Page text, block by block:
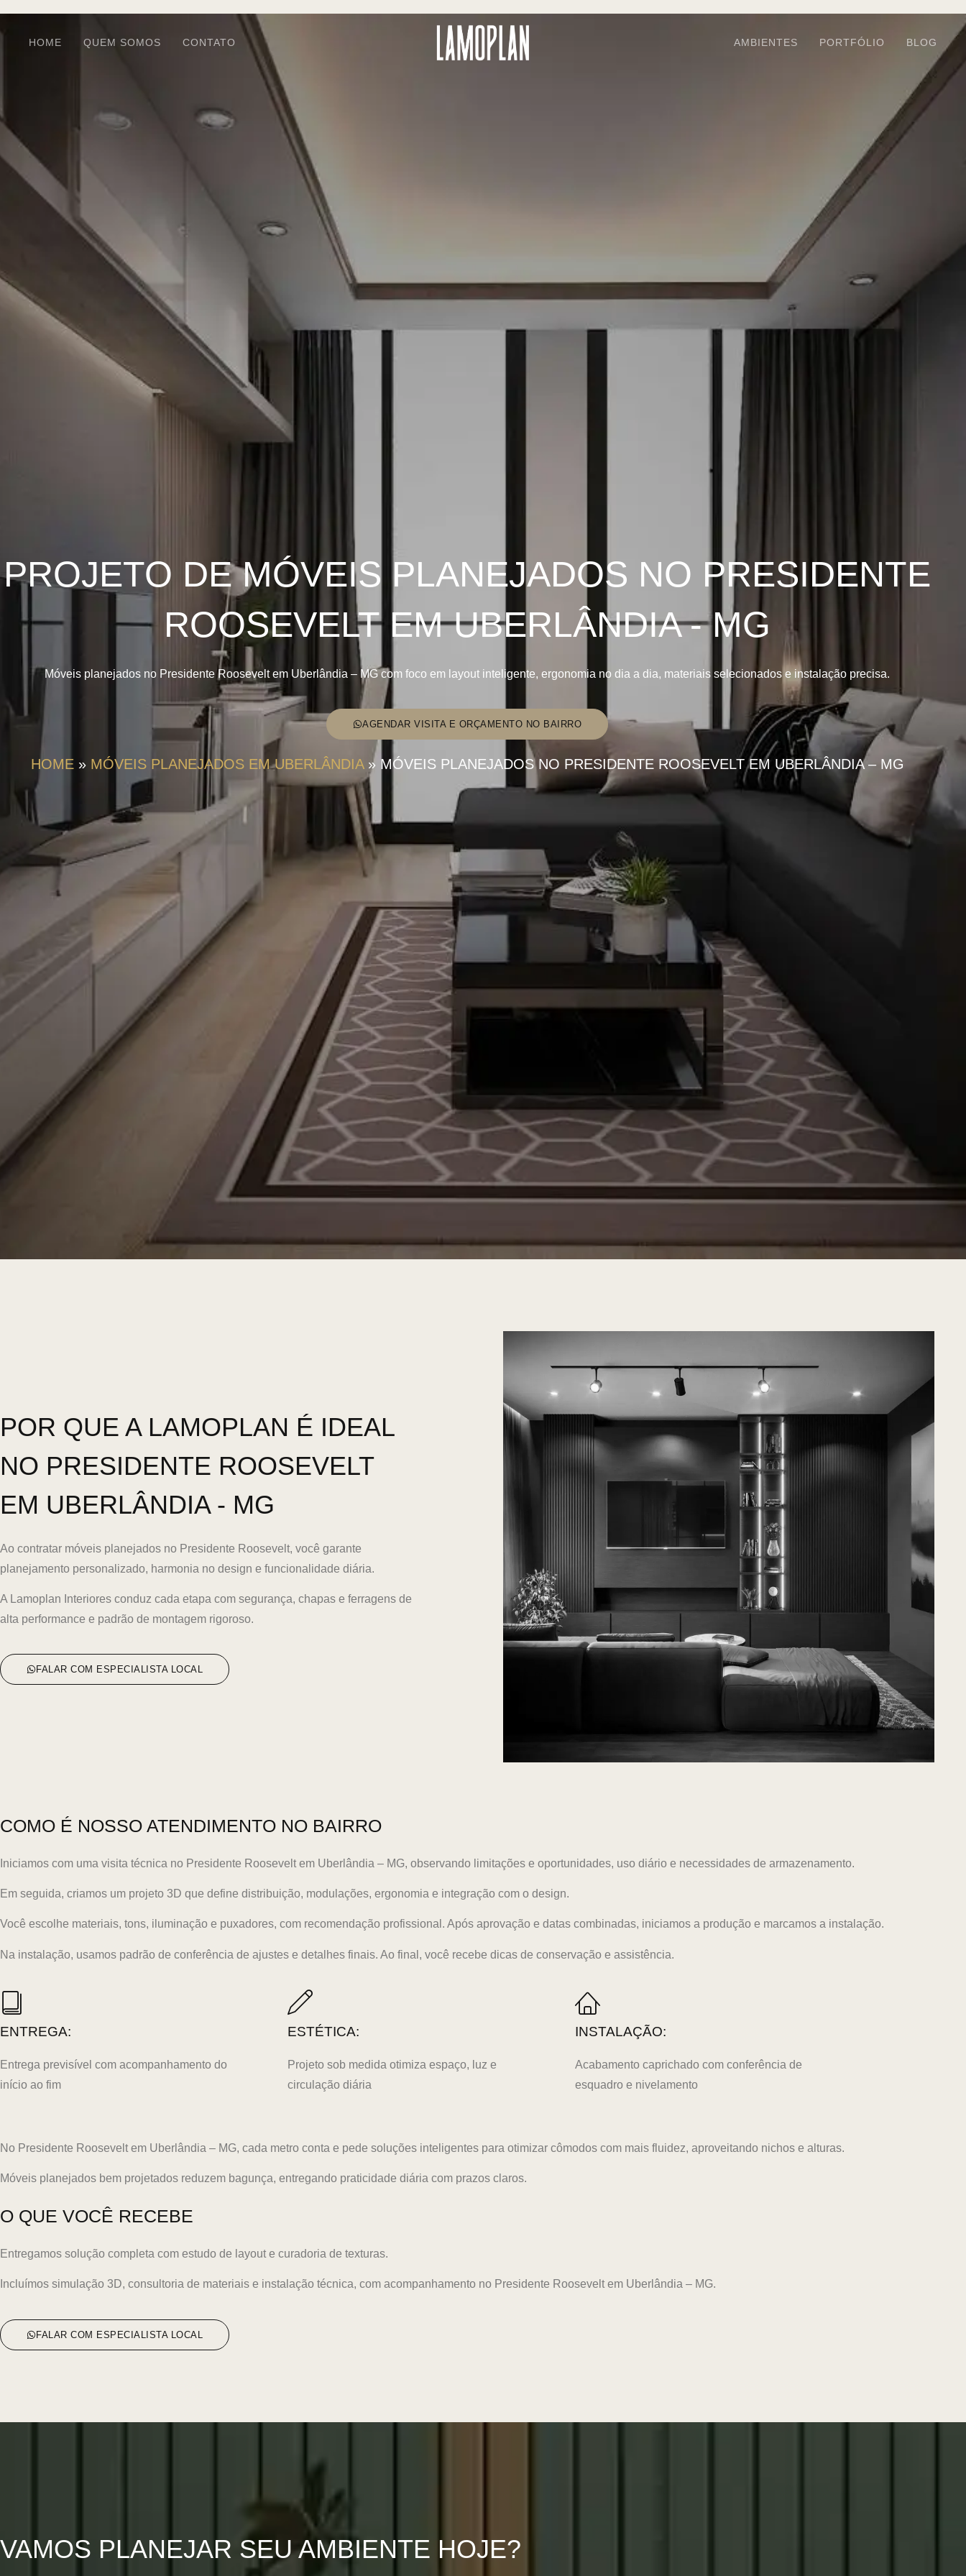
HOME QUEM SOMOS CONTATO AMBIENTES PORTFÓLIO BLOG
PROJETO DE MÓVEIS PLANEJADOS NO PRESIDENTE
ROOSEVELT EM UBERLÂNDIA - MG
Móveis planejados no Presidente Roosevelt em Uberlândia – MG com foco em layout inteligente, ergonomia no dia a dia, materiais selecionados e instalação precisa.
AGENDAR VISITA E ORÇAMENTO NO BAIRRO
HOME» MÓVEIS PLANEJADOS EM UBERLÂNDIA» MÓVEIS PLANEJADOS NO PRESIDENTE ROOSEVELT EM UBERLÂNDIA – MG
POR QUE A LAMOPLAN É IDEAL
NO PRESIDENTE ROOSEVELT
EM UBERLÂNDIA - MG
Ao contratar móveis planejados no Presidente Roosevelt, você garante
planejamento personalizado, harmonia no design e funcionalidade diária.
A Lamoplan Interiores conduz cada etapa com segurança, chapas e ferragens de
alta performance e padrão de montagem rigoroso.
FALAR COM ESPECIALISTA LOCAL
COMO É NOSSO ATENDIMENTO NO BAIRRO
Iniciamos com uma visita técnica no Presidente Roosevelt em Uberlândia – MG, observando limitações e oportunidades, uso diário e necessidades de armazenamento.
Em seguida, criamos um projeto 3D que define distribuição, modulações, ergonomia e integração com o design.
Você escolhe materiais, tons, iluminação e puxadores, com recomendação profissional. Após aprovação e datas combinadas, iniciamos a produção e marcamos a instalação.
Na instalação, usamos padrão de conferência de ajustes e detalhes finais. Ao final, você recebe dicas de conservação e assistência.
ENTREGA:
Entrega previsível com acompanhamento do
início ao fim
ESTÉTICA:
Projeto sob medida otimiza espaço, luz e
circulação diária
INSTALAÇÃO:
Acabamento caprichado com conferência de
esquadro e nivelamento
No Presidente Roosevelt em Uberlândia – MG, cada metro conta e pede soluções inteligentes para otimizar cômodos com mais fluidez, aproveitando nichos e alturas.
Móveis planejados bem projetados reduzem bagunça, entregando praticidade diária com prazos claros.
O QUE VOCÊ RECEBE
Entregamos solução completa com estudo de layout e curadoria de texturas.
Incluímos simulação 3D, consultoria de materiais e instalação técnica, com acompanhamento no Presidente Roosevelt em Uberlândia – MG.
FALAR COM ESPECIALISTA LOCAL
VAMOS PLANEJAR SEU AMBIENTE HOJE?